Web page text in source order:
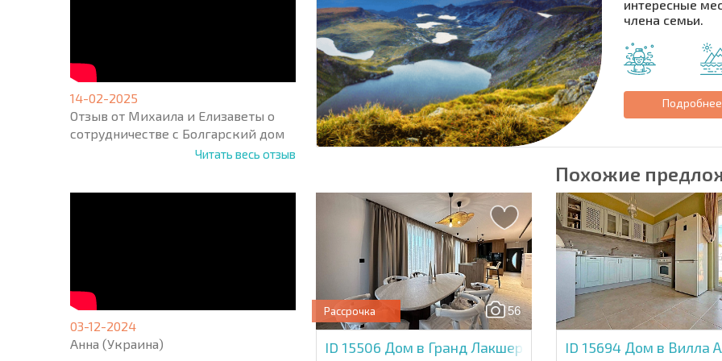
14-02-2025
Отзыв от Михаила и Елизаветы о
сотрудничестве с Болгарский дом
Читать весь отзыв
03-12-2024
Анна (Украина)
Подписаться на
интересные
члена семьи.
Подробнее
Похожие
56
Рассрочка
ID 15506 Дом в Гранд Лакшери ХоумсID 15694 Дом в Вилла